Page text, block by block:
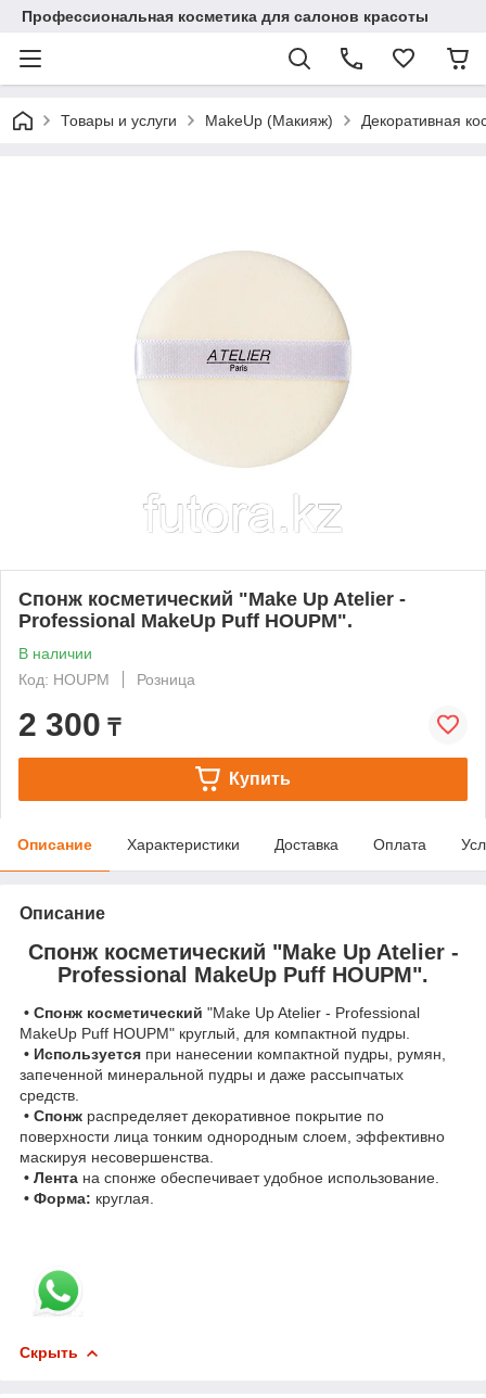
Профессиональная косметика для салонов красоты
Товары и услуги MakeUp (Макияж) Декоративная
Спонж косметический "Make Up Atelier -
Professional MakeUp Puff HOUPM".
В наличии
Код: HOUPM
Розница
2 300 ₸
Купить
Описание Характеристики Доставка Оплата
Описание
Спонж косметический "Make Up Atelier -
Professional MakeUp Puff HOUPM".
• Спонж косметический "Make Up Atelier - Professional
MakeUp Puff HOUPM" круглый, для компактной пудры.
• Используется при нанесении компактной пудры, румян,
запеченной минеральной пудры и даже рассыпчатых
средств.
• Спонж распределяет декоративное покрытие по
поверхности лица тонким однородным слоем, эффективно
маскируя несовершенства.
• Лента на спонже обеспечивает удобное использование.
• Форма: круглая.
Скрыть